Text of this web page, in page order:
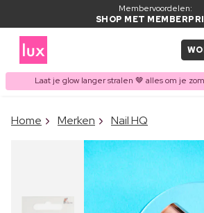
Membervoordelen:
SHOP MET
Laat je glow langer stralen 🤎 alles om je
ITEM TOEGEVOEGD AAN
WINKELMAND
Home Merken Nail HQ